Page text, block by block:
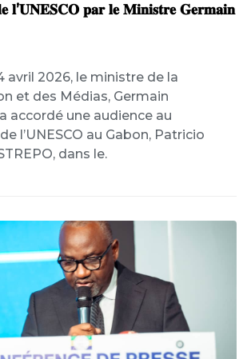
𝐥’𝐔𝐍𝐄𝐒𝐂𝐎 𝐩𝐚𝐫 𝐥𝐞 𝐌𝐢𝐧𝐢𝐬𝐭𝐫𝐞 𝐆𝐞𝐫𝐦𝐚𝐢𝐧
avril 2026, le ministre de la
et des Médias, Germain
accordé une audience au
l’UNESCO au Gabon, Patricio
dans le.